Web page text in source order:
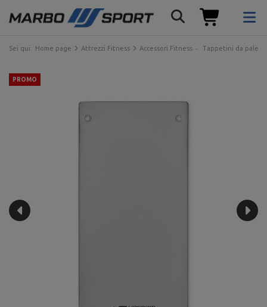
Sei qui: Home page Attrezzi Fitness Accessori Fitness Tappetini da
PROMO